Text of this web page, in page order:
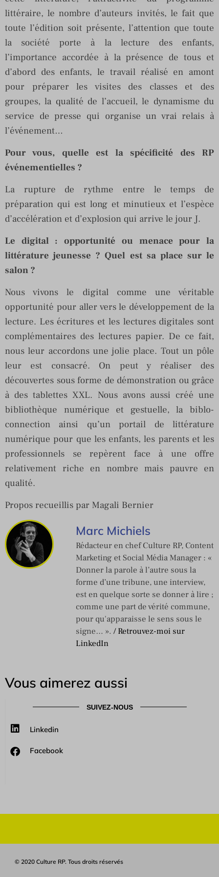
littéraire, le nombre d’auteurs invités, le fait que
toute l’édition soit présente, l’attention que toute
la société porte à la lecture des enfants,
l’importance accordée à la présence de tous et
d’abord des enfants, le travail réalisé en amont
pour préparer les visites des classes et des
groupes, la qualité de l’accueil, le dynamisme du
service de presse qui organise un vrai relais à
l’événement…
Pour vous, quelle est la spécificité des RP
événementielles ?
La rupture de rythme entre le temps de
préparation qui est long et minutieux et l’espèce
d’accélération et d’explosion qui arrive le jour J.
Le digital : opportunité ou menace pour la
littérature jeunesse ? Quel est sa place sur le
salon ?
Nous vivons le digital comme une véritable
opportunité pour aller vers le développement de la
lecture. Les écritures et les lectures digitales sont
complémentaires des lectures papier. De ce fait,
nous leur accordons une jolie place. Tout un pôle
leur est consacré. On peut y réaliser des
découvertes sous forme de démonstration ou grâce
à des tablettes XXL. Nous avons aussi créé une
bibliothèque numérique et gestuelle, la biblo-
connection ainsi qu’un portail de littérature
numérique pour que les enfants, les parents et les
professionnels se repèrent face à une offre
relativement riche en nombre mais pauvre en
qualité.
Propos recueillis par Magali Bernier
Marc Michiels
Rédacteur en chef Culture RP, Content
Marketing et Social Média Manager : «
Donner la parole à l’autre sous la
forme d’une tribune, une interview,
est en quelque sorte se donner à lire ;
comme une part de vérité commune,
pour qu'apparaisse le sens sous le
signe… ». / Retrouvez-moi sur
LinkedIn
Vous aimerez aussi
SUIVEZ-NOUS
Linkedin
Facebook
© 2020 Culture RP. Tous droits réservés